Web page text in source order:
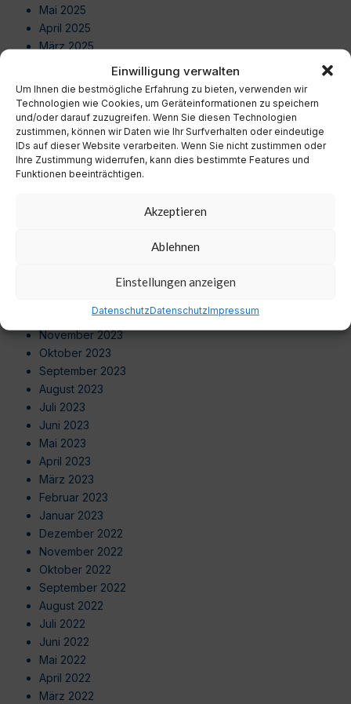
Einwilligung verwalten
Um Ihnen die bestmögliche Erfahrung zu bieten, verwenden wir
Technologien wie Cookies, um Geräteinformationen zu speichern
und/oder darauf zuzugreifen. Wenn Sie diesen Technologien
zustimmen, können wir Daten wie Ihr Surfverhalten oder eindeutige
IDs auf dieser Website verarbeiten. Wenn Sie nicht zustimmen oder
Ihre Zustimmung widerrufen, kann dies bestimmte Features und
Funktionen beeinträchtigen.
Akzeptieren
Ablehnen
Einstellungen anzeigen
DatenschutzDatenschutzImpressum
Mai 2025
April 2025
März 2025
Dezember 2024
November 2024
Oktober 2024
September 2024
August 2024
Dezember 2023
November 2023
Oktober 2023
September 2023
August 2023
Juli 2023
Juni 2023
Mai 2023
April 2023
März 2023
Februar 2023
Januar 2023
Dezember 2022
November 2022
Oktober 2022
September 2022
August 2022
Juli 2022
Juni 2022
Mai 2022
April 2022
März 2022